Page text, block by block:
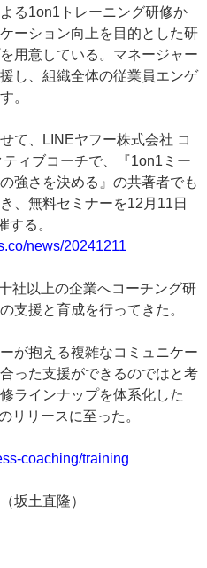
る1on1トレーニング研修か
ーション向上を目的とした研
用意している。マネージャー
し、組織全体の従業員エンゲ
。
て、LINEヤフー株式会社 コ
ィブコーチで、『1on1ミー
強さを決める』の共著者でも
、無料セミナーを12月11日
する。
news/20241211
社以上の企業へコーチング研
支援と育成を行ってきた。
が抱える複雑なコミュニケー
った支援ができるのではと考
ラインナップを体系化した
リリースに至った。
coaching/training
）